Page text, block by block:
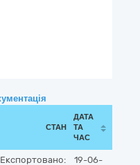
СТАН
ДАТА
ТА
ЧАС
Експортовано:
19-06-